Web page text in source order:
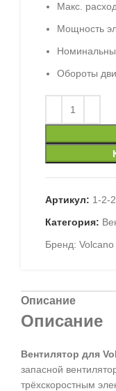
Макс.
Мощность
Обороты
Артикул: 1-2-
Категория:
Бренд: Volcano
Описание
Описание
Вентилятор для
запасной
трёхскоростным